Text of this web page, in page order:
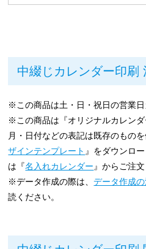
中綴じカレンダー印刷
※この商品は土・日・祝日の営業日
※この商品は『オリジナルカレンダ
月・日付などの表記は既存のもの
ザインテンプレート 』をダウンロ
は『名入れカレンダー 』からご注文
※データ作成の際は、データ作成
読ください。